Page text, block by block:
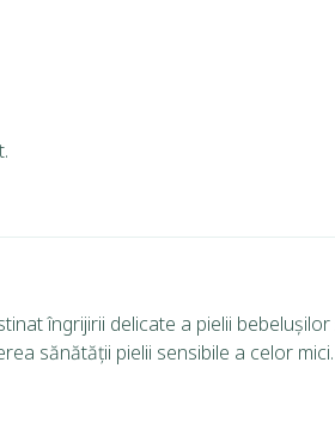
îngrijirii delicate a pielii bebelușilor
sănătății pielii sensibile a celor mici.